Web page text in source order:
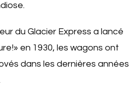
du Glacier Express a lancé
en 1930, les wagons ont
dans les dernières années